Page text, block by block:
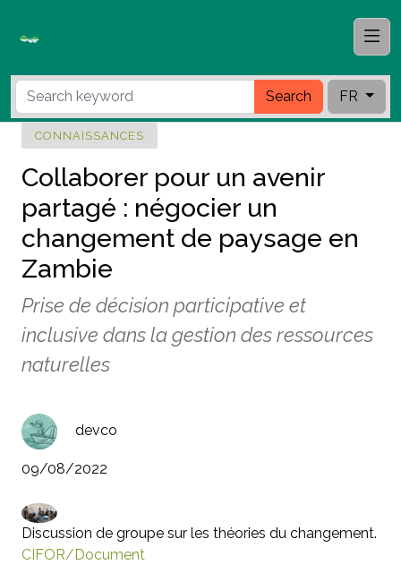
Search FR
CONNAISSANCES
Collaborer pour un avenir
partagé : négocier un
changement de paysage en
Zambie
Prise de décision participative et
inclusive dans la gestion des ressources
naturelles
devco
09/08/2022
Discussion de groupe sur les théories du changement.
CIFOR/Document